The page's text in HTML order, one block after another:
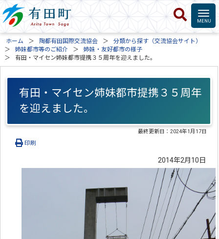
ホーム 陶都有田国際交流協会
分類から探す（交流協会サイト）
姉妹都市等のご紹介
姉妹・友好都市の様子
有田・マイセン姉妹都市提携３５周年を迎えました。
有田・マイセン姉妹都市提携３５周年
を迎えました。
最終更新日：2024年1月17日
印刷
2014年2月10日